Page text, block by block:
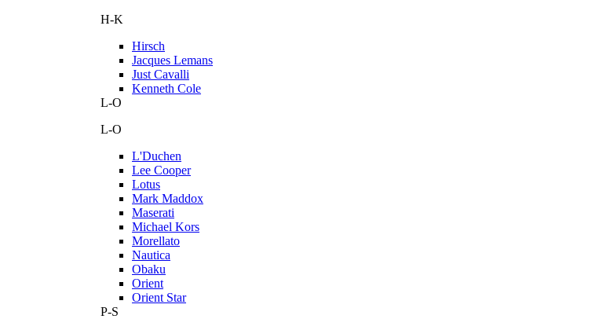
H-K
Hirsch
Jacques Lemans
Just Cavalli
Kenneth Cole
L-O
L-O
L'Duchen
Lee Cooper
Lotus
Mark Maddox
Maserati
Michael Kors
Morellato
Nautica
Obaku
Orient
Orient Star
P-S